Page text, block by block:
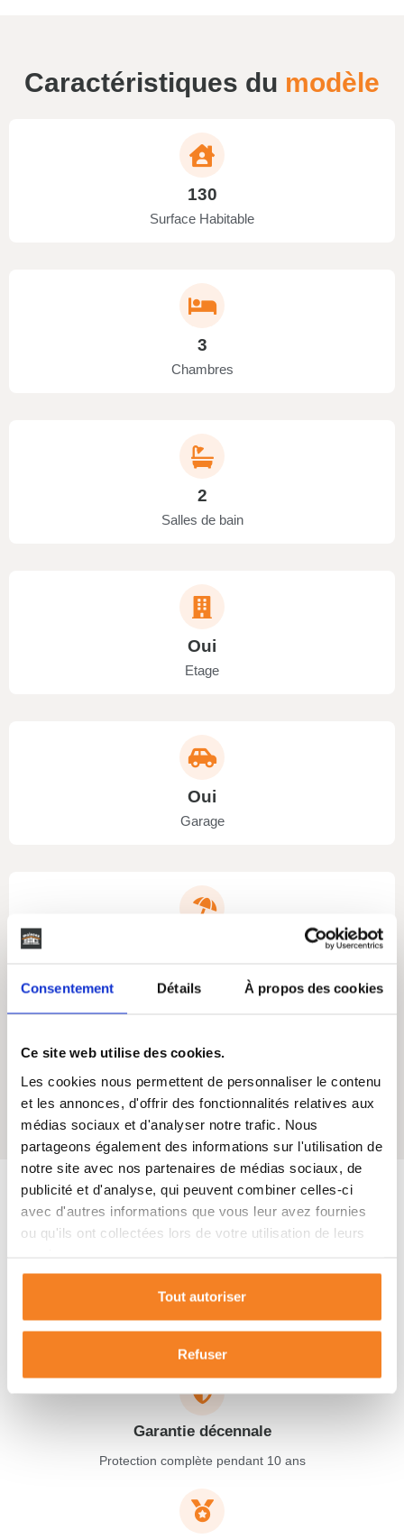
Consentement Détails À propos des cookies
Ce site web utilise des cookies.
Les cookies nous permettent de personnaliser le contenu
et les annonces, d'offrir des fonctionnalités relatives aux
médias sociaux et d'analyser notre trafic. Nous
partageons également des informations sur l'utilisation de
notre site avec nos partenaires de médias sociaux, de
publicité et d'analyse, qui peuvent combiner celles-ci
avec d'autres informations que vous leur avez fournies
ou qu'ils ont collectées lors de votre utilisation de leurs
Tout autoriser
Refuser
Caractéristiques du modèle
130
Surface Habitable
3
Chambres
2
Salles de bain
Oui
Etage
Oui
Garage
Oui
Cellier
Maisons SICs'engage
projets de vie dans le Sud-Ouest de la France.
Garantie décennale
Protection complète pendant 10 ans